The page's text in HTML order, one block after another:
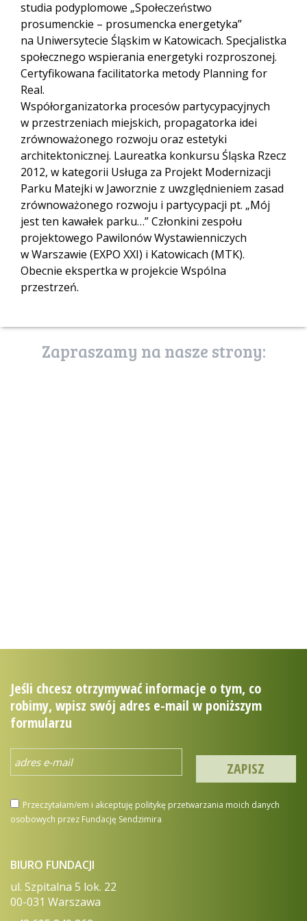
studia podyplomowe „Społeczeństwo
prosumenckie – prosumencka energetyka”
na Uniwersytecie Śląskim w Katowicach. Specjalistka
społecznego wspierania energetyki rozproszonej.
Certyfikowana facilitatorka metody Planning for
Real.
Współorganizatorka procesów partycypacyjnych
w przestrzeniach miejskich, propagatorka idei
zrównoważonego rozwoju oraz estetyki
architektonicznej. Laureatka konkursu Śląska Rzecz
2012, w kategorii Usługa za Projekt Modernizacji
Parku Matejki w Jaworznie z uwzględnieniem zasad
zrównoważonego rozwoju i partycypacji pt. „Mój
jest ten kawałek parku…” Członkini zespołu
projektowego Pawilonów Wystawienniczych
w Warszawie (EXPO XXI) i Katowicach (MTK).
Obecnie ekspertka w projekcie Wspólna
przestrzeń.
Zapraszamy na nasze strony:
Jeśli chcesz otrzymywać informacje o tym, co
robimy, wpisz swój adres e-mail w poniższym
formularzu
Przeczytałam/em i akceptuję politykę przetwarzania moich danych
osobowych przez Fundację Sendzimira
BIURO FUNDACJI
ul. Szpitalna 5 lok. 22
00-031 Warszawa